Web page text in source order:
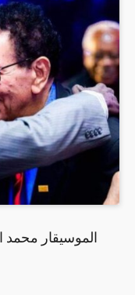
الموسيقار محمد